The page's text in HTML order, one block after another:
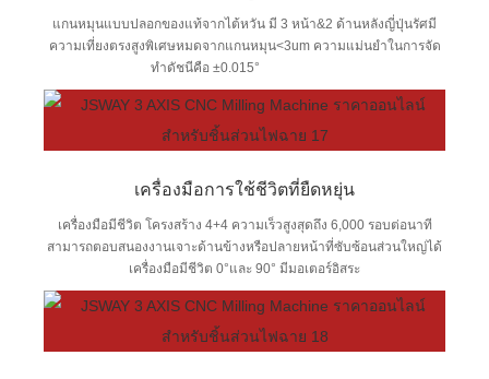
แกนหมุนแบบปลอกของแท้จากไต้หวัน มี 3 หน้า&2 ด้านหลังญี่ปุ่นรัศมี
ความเที่ยงตรงสูงพิเศษหมดจากแกนหมุน<3um ความแม่นยำในการจัด
ทำดัชนีคือ ±0.015°
เครื่องมือการใช้ชีวิตที่ยืดหยุ่น
เครื่องมือมีชีวิต โครงสร้าง 4+4 ความเร็วสูงสุดถึง 6,000 รอบต่อนาที
สามารถตอบสนองงานเจาะด้านข้างหรือปลายหน้าที่ซับซ้อนส่วนใหญ่ได้
เครื่องมือมีชีวิต 0°และ 90° มีมอเตอร์อิสระ